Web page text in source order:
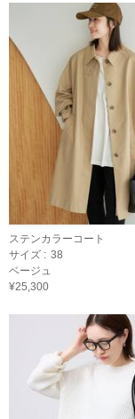
ステンカラーコート
サイズ : 38
ベージュ
¥25,300